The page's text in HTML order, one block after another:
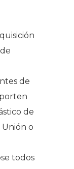
de
de
o
todos